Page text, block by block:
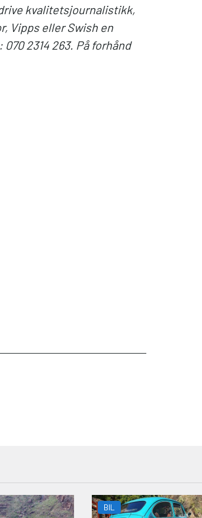
kvalitetsjournalistikk,
Vipps eller Swish en
2314 263. På forhånd
BIL